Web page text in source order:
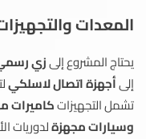
المعدات
يحتاج المشروع إلىزي
إلىأجهزة اتصال لاسلكي
تشمل التجهيزاتكاميرات
وسيارات مجهزةلدوريات